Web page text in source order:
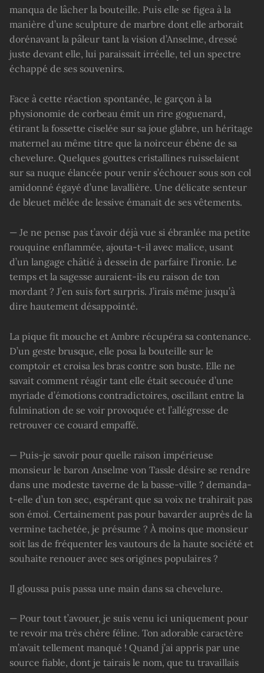
manqua de lâcher la bouteille. Puis elle se figea à la
manière d’une sculpture de marbre dont elle arborait
dorénavant la pâleur tant la vision d’Anselme, dressé
juste devant elle, lui paraissait irréelle, tel un spectre
échappé de ses souvenirs.
Face à cette réaction spontanée, le garçon à la
physionomie de corbeau émit un rire goguenard,
étirant la fossette ciselée sur sa joue glabre, un héritage
maternel au même titre que la noirceur ébène de sa
chevelure. Quelques gouttes cristallines ruisselaient
sur sa nuque élancée pour venir s’échouer sous son col
amidonné égayé d’une lavallière. Une délicate senteur
de bleuet mêlée de lessive émanait de ses vêtements.
— Je ne pense pas t’avoir déjà vue si ébranlée ma petite
rouquine enflammée, ajouta-t-il avec malice, usant
d’un langage châtié à dessein de parfaire l’ironie. Le
temps et la sagesse auraient-ils eu raison de ton
mordant ? J’en suis fort surpris. J’irais même jusqu’à
dire hautement désappointé.
La pique fit mouche et Ambre récupéra sa contenance.
D’un geste brusque, elle posa la bouteille sur le
comptoir et croisa les bras contre son buste. Elle ne
savait comment réagir tant elle était secouée d’une
myriade d’émotions contradictoires, oscillant entre la
fulmination de se voir provoquée et l’allégresse de
retrouver ce couard empaffé.
— Puis-je savoir pour quelle raison impérieuse
monsieur le baron Anselme von Tassle désire se rendre
dans une modeste taverne de la basse-ville ? demanda-
t-elle d’un ton sec, espérant que sa voix ne trahirait pas
son émoi. Certainement pas pour bavarder auprès de la
vermine tachetée, je présume ? À moins que monsieur
soit las de fréquenter les vautours de la haute société et
souhaite renouer avec ses origines populaires ?
Il gloussa puis passa une main dans sa chevelure.
— Pour tout t’avouer, je suis venu ici uniquement pour
te revoir ma très chère féline. Ton adorable caractère
m’avait tellement manqué ! Quand j’ai appris par une
source fiable, dont je tairais le nom, que tu travaillais